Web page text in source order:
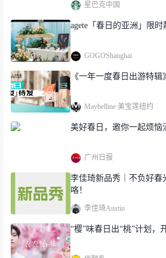
星巴克中国
agete「春日的亚洲」限
GOGOShanghai
《一年一度春日出游特辑》
Maybelline 美宝莲纽约
美好春日，邀你一起烦恼
广州日报
李佳琦新品秀｜不负好春
咯！
李佳琦Austin
“樱”味春日出“桃”计划，